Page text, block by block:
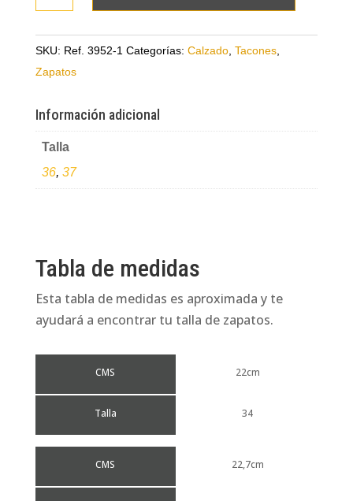
blanco
en
tipo
charol
cantidad
SKU: Ref. 3952-1 Categorías: Calzado, Tacones,
Zapatos
Información adicional
Talla
36, 37
Tabla de medidas
Esta tabla de medidas es aproximada y te
ayudará a encontrar tu talla de zapatos.
CMS
Talla
22cm
34
CMS 22,7cm